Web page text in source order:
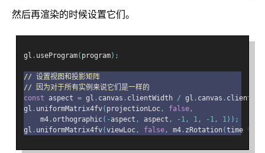
然后再渲染的时候设置它们。
gl . useProgram( program);
// 设置视图和投影矩阵
// 因为对于所有实例来说它们是一样的
const aspect = gl . canvas . clientWidth / gl . canvas .
gl . uniformMatrix4fv( projectionLoc, false,
    m4
.orthographic(- aspect , aspect , - 1, 1, - 1, 1));
gl . uniformMatrix4fv(viewLoc, false, m4 . zRotation(time *